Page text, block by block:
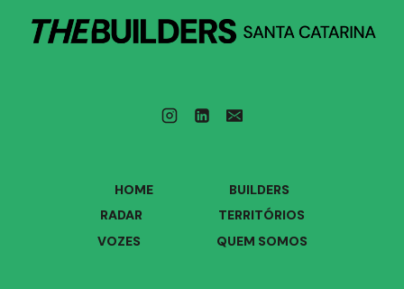
HOME
BUILDERS
RADAR
TERRITÓRIOS
VOZES
QUEM SOMOS